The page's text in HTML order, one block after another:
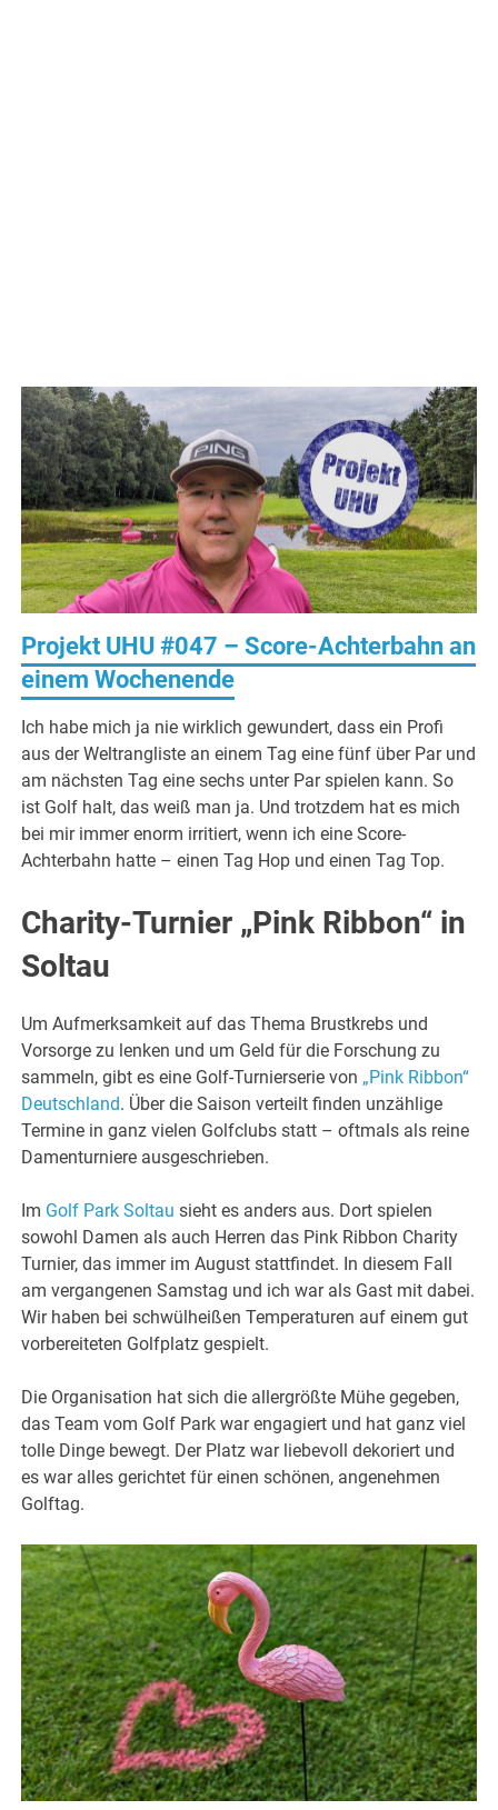
Projekt UHU #047 – Score-Achterbahn an
einem Wochenende
Ich habe mich ja nie wirklich gewundert, dass ein Profi
aus der Weltrangliste an einem Tag eine fünf über Par und
am nächsten Tag eine sechs unter Par spielen kann. So
ist Golf halt, das weiß man ja. Und trotzdem hat es mich
bei mir immer enorm irritiert, wenn ich eine Score-
Achterbahn hatte – einen Tag Hop und einen Tag Top.
Charity-Turnier „Pink Ribbon“ in
Soltau
Um Aufmerksamkeit auf das Thema Brustkrebs und
Vorsorge zu lenken und um Geld für die Forschung zu
sammeln, gibt es eine Golf-Turnierserie von „Pink Ribbon“
Deutschland. Über die Saison verteilt finden unzählige
Termine in ganz vielen Golfclubs statt – oftmals als reine
Damenturniere ausgeschrieben.
Im Golf Park Soltau sieht es anders aus. Dort spielen
sowohl Damen als auch Herren das Pink Ribbon Charity
Turnier, das immer im August stattfindet. In diesem Fall
am vergangenen Samstag und ich war als Gast mit dabei.
Wir haben bei schwülheißen Temperaturen auf einem gut
vorbereiteten Golfplatz gespielt.
Die Organisation hat sich die allergrößte Mühe gegeben,
das Team vom Golf Park war engagiert und hat ganz viel
tolle Dinge bewegt. Der Platz war liebevoll dekoriert und
es war alles gerichtet für einen schönen, angenehmen
Golftag.